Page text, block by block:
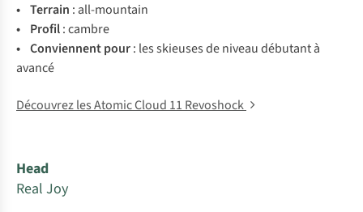
• Terrain : all-mountain
• Profil:cambre
• Conviennentpour: lesskieusesdeniveaudébutantà
avancé
Découvrez les Atomic Cloud 11 Revoshock
Head
Real Joy